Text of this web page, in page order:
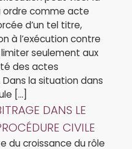
comme acte
d’un tel titre,
à l’exécution contre
seulement aux
des actes
la situation dans
[…]
DANS LE
CIVILE
du croissance du rôle